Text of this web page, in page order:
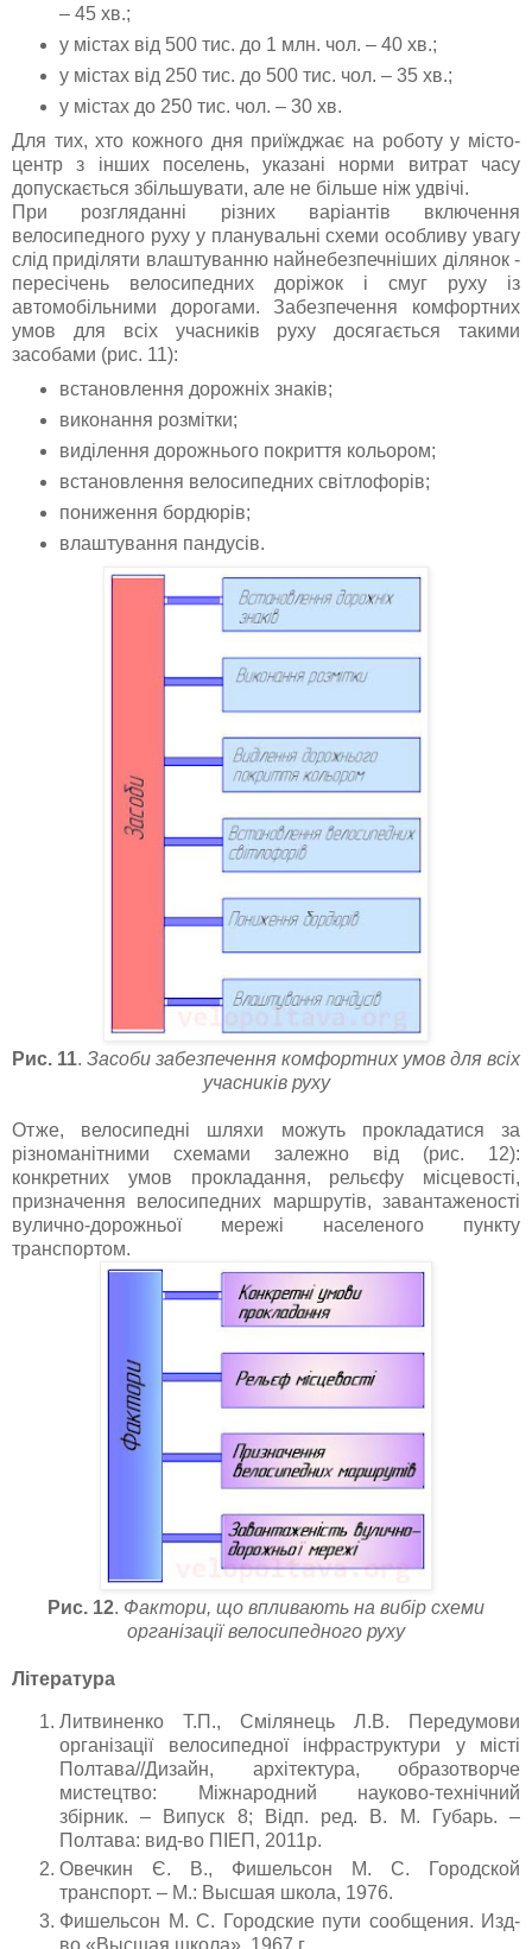
– 45 хв.;
у містах від 500 тис. до 1 млн. чол. – 40 хв.;
у містах від 250 тис. до 500 тис. чол. – 35 хв.;
у містах до 250 тис. чол. – 30 хв.
Для тих, хто кожного дня приїжджає на роботу у місто-
центр з інших поселень, указані норми витрат часу
допускається збільшувати, але не більше ніж удвічі.
При розгляданні різних варіантів включення
велосипедного руху у планувальні схеми особливу увагу
слід приділяти влаштуванню найнебезпечніших ділянок -
пересічень велосипедних доріжок і смуг руху із
автомобільними дорогами. Забезпечення комфортних
умов для всіх учасників руху досягається такими
засобами (рис. 11):
встановлення дорожніх знаків;
виконання розмітки;
виділення дорожнього покриття кольором;
встановлення велосипедних світлофорів;
пониження бордюрів;
влаштування пандусів.
Рис. 11. Засоби забезпечення комфортних умов для всіх
учасників руху
Отже, велосипедні шляхи можуть прокладатися за
різноманітними схемами залежно від (рис. 12):
конкретних умов прокладання, рельєфу місцевості,
призначення велосипедних маршрутів, завантаженості
вулично-дорожньої мережі населеного пункту
транспортом.
Рис. 12. Фактори, що впливають на вибір схеми
організації велосипедного руху
Література
Литвиненко Т.П., Смілянець Л.В. Передумови
організації велосипедної інфраструктури у місті
Полтава//Дизайн, архітектура, образотворче
мистецтво: Міжнародний науково-технічний
збірник. – Випуск 8; Відп. ред. В. М. Губарь. –
Полтава: вид-во ПІЕП, 2011р.
Овечкин Є. В., Фишельсон М. С. Городской
транспорт. – М.: Высшая школа, 1976.
Фишельсон М. С. Городские пути сообщения. Изд-
во «Высшая школа», 1967 г.